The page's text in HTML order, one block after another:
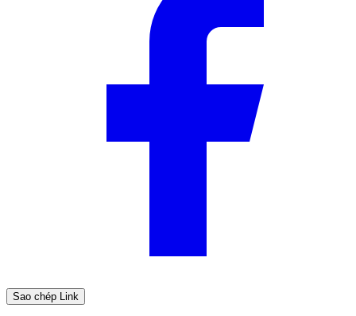
Sao chép Link